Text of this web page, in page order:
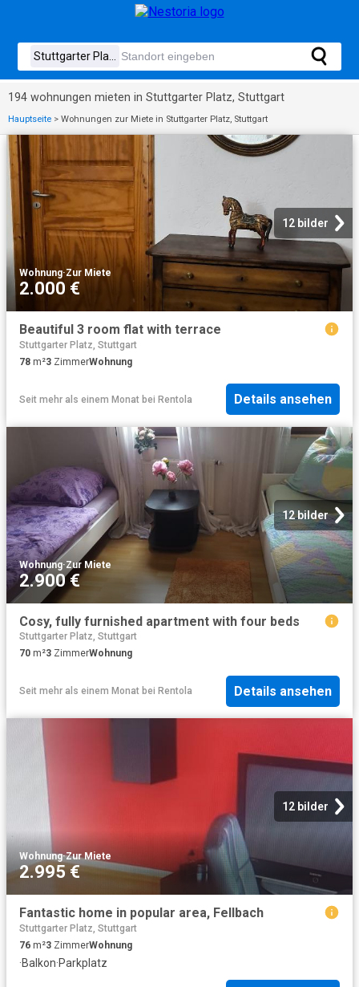
194 wohnungen mieten in Stuttgarter Platz, Stuttgart
Hauptseite > Wohnungen zur Miete in Stuttgarter Platz, Stuttgart
12 bilder
Wohnung·Zur Miete
2.000 €
Beautiful 3 room flat with terrace
Stuttgarter Platz, Stuttgart
78 m²3 ZimmerWohnung
Seit mehr als einem Monat bei Rentola Details ansehen
12 bilder
Wohnung·Zur Miete
2.900 €
Cosy, fully furnished apartment with four beds
Stuttgarter Platz, Stuttgart
70 m²3 ZimmerWohnung
Seit mehr als einem Monat bei Rentola Details ansehen
12 bilder
Wohnung·Zur Miete
2.995 €
Fantastic home in popular area, Fellbach
Stuttgarter Platz, Stuttgart
76 m²3 ZimmerWohnung
·Balkon·Parkplatz